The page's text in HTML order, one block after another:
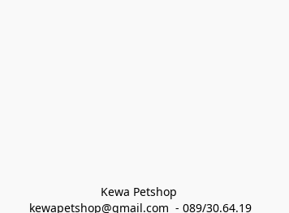
Kewa Petshop
kewapetshop@gmail.com  - 089/30.64.19